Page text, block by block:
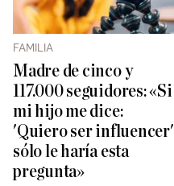
FAMILIA
Madre de cinco y
117.000 seguidores: «Si
mi hijo me dice:
'Quiero ser influencer'
sólo le haría esta
pregunta»